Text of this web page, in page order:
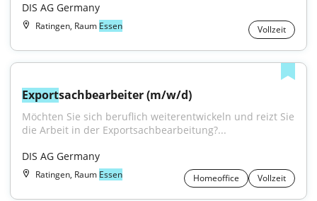
DIS AG Germany
Ratingen, Raum Essen Vollzeit
Exportsachbearbeiter (m/w/d)
Möchten Sie sich beruflich weiterentwickeln und reizt Sie
die Arbeit in der Exportsachbearbeitung?...
DIS AG Germany
Ratingen, Raum Essen Homeoffice Vollzeit